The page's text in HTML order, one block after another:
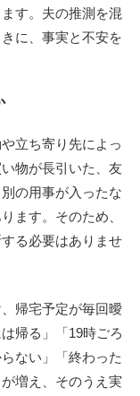
す。夫の推測を混
に、事実と不安を
立ち寄り先によっ
物が長引いた、友
の用事が入ったな
ます。そのため、
る必要はありませ
帰宅予定が毎回曖
帰る」「19時ごろ
ない」「終わった
増え、そのうえ実